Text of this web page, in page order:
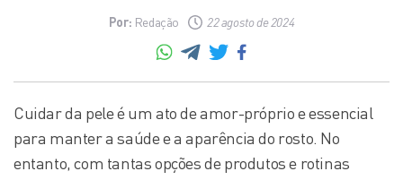
Por: Redação 22 agosto de 2024
Cuidar da pele é um ato de amor-próprio e essencial
para manter a saúde e a aparência do rosto. No
entanto, com tantas opções de produtos e rotinas